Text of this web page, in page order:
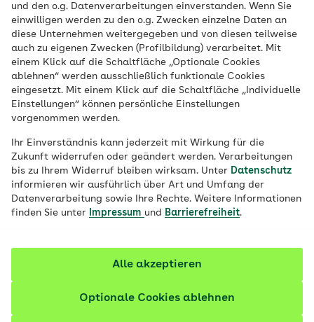
und den o.g. Datenverarbeitungen einverstanden. Wenn Sie
einwilligen werden zu den o.g. Zwecken einzelne Daten an
diese Unternehmen weitergegeben und von diesen teilweise
auch zu eigenen Zwecken (Profilbildung) verarbeitet. Mit
einem Klick auf die Schaltfläche „Optionale Cookies
ablehnen“ werden ausschließlich funktionale Cookies
eingesetzt. Mit einem Klick auf die Schaltfläche „Individuelle
Einstellungen“ können persönliche Einstellungen
vorgenommen werden.
Ihr Einverständnis kann jederzeit mit Wirkung für die
Zukunft widerrufen oder geändert werden. Verarbeitungen
bis zu Ihrem Widerruf bleiben wirksam. Unter Datenschutz
informieren wir ausführlich über Art und Umfang der
Datenverarbeitung sowie Ihre Rechte. Weitere Informationen
finden Sie unter
Impressum und Barrierefreiheit.
Optionale Cookies ablehnen
Alle akzeptieren
Veröffentlicht am:
13.09.2022 aktualisiert am 11.03.2026
11 Minuten Lesedauer
Eine ausgewogene Ernährung während der
Schwangerschaft ist wichtig für die
gesunde Entwicklung des Kindes. Daher
steht meist auch Fisch auf dem
Speiseplan. Auf manche Sorten, wie etwa
Thunfisch, sollte in der Schwangerschaft
jedoch verzichtet werden.
Fachlich geprüft